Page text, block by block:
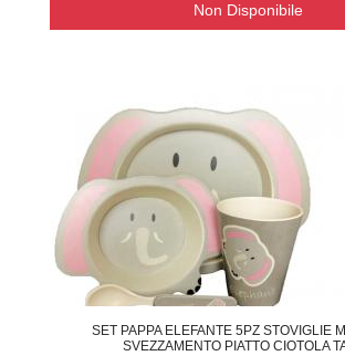
Non Disponibile
SET PAPPA ELEFANTE 5PZ STOVIGLIE
SVEZZAMENTO PIATTO CIOTOLA